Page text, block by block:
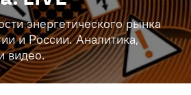
энергетического рынка
и России. Аналитика,
видео.